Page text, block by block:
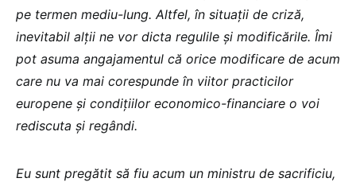
pe termen mediu-lung. Altfel, în situații de criză,
inevitabil alții ne vor dicta regulile și modificările. Îmi
pot asuma angajamentul că orice modificare de acum
care nu va mai corespunde în viitor practicilor
europene și condițiilor economico-financiare o voi
rediscuta și regândi.
Eu sunt pregătit să fiu acum un ministru de sacrificiu,